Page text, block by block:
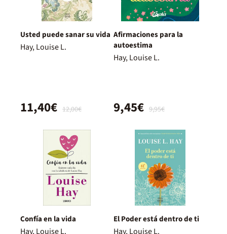
Usted puede sanar su vida
Hay, Louise L.
12,00€
11,40€
Afirmaciones para la
autoestima
Hay, Louise L.
9,95€
9,45€
Confía en la vida
Hay, Louise L.
El Poder está dentro de ti
Hay, Louise L.